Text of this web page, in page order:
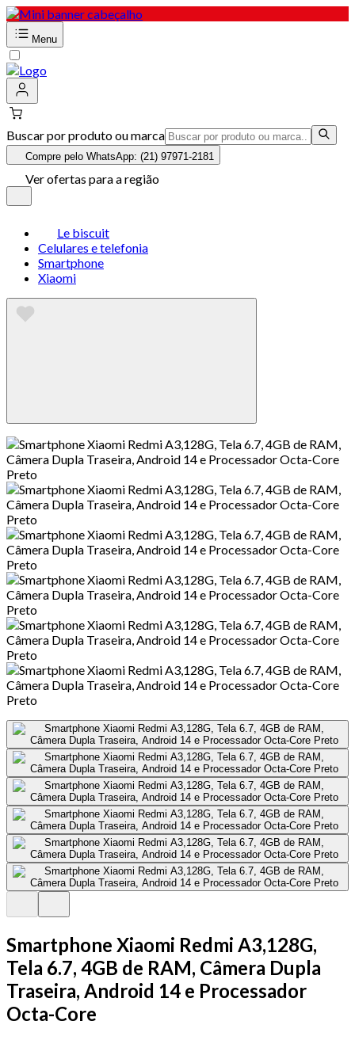
Menu
Buscar por produto ou marca
Compre pelo WhatsApp: (21) 97971-2181
Ver ofertas para a região
Le biscuit
Celulares e telefonia
Smartphone
Xiaomi
Smartphone Xiaomi Redmi A3,128G,
Tela 6.7, 4GB de RAM, Câmera Dupla
Traseira, Android 14 e Processador
Octa-Core